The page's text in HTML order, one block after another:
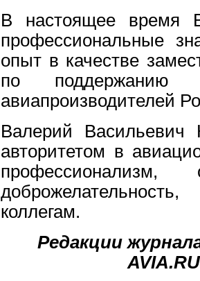
В настоящее время
профессиональные
опыт в качестве
по поддержанию
авиапроизводителей
Валерий Васильевич
авторитетом в
коллегам.
Редакции